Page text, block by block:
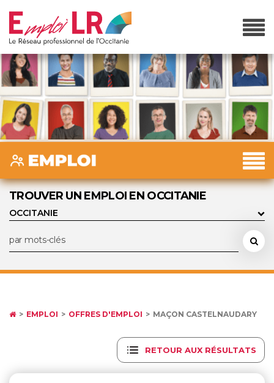
TROUVER UN EMPLOI EN OCCITANIE
EMPLOI OFFRES D'EMPLOI MAÇON CASTELNAUDARY
RETOUR AUX RÉSULTATS